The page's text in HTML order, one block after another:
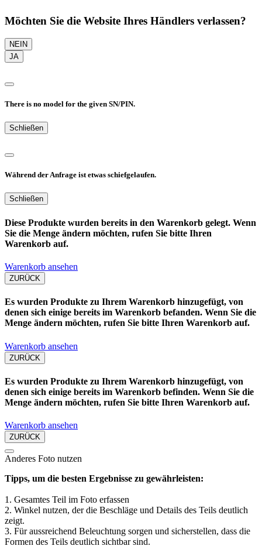
Möchten Sie die Website Ihres Händlers verlassen?
NEIN
JA
There is no model for the given SN/PIN.
Schließen
Während der Anfrage ist etwas schiefgelaufen.
Schließen
Diese Produkte wurden bereits in den Warenkorb gelegt. Wenn
Sie die Menge ändern möchten, rufen Sie bitte Ihren
Warenkorb auf.
Warenkorb ansehen
ZURÜCK
Es wurden Produkte zu Ihrem Warenkorb hinzugefügt, von
denen sich einige bereits im Warenkorb befanden. Wenn Sie die
Menge ändern möchten, rufen Sie bitte Ihren Warenkorb auf.
Warenkorb ansehen
ZURÜCK
Es wurden Produkte zu Ihrem Warenkorb hinzugefügt, von
denen sich einige bereits im Warenkorb befinden. Wenn Sie die
Menge ändern möchten, rufen Sie bitte Ihren Warenkorb auf.
Warenkorb ansehen
ZURÜCK
Anderes Foto nutzen
Tipps, um die besten Ergebnisse zu gewährleisten:
1. Gesamtes Teil im Foto erfassen
2. Winkel nutzen, der die Beschläge und Details des Teils deutlich
zeigt.
3. Für aussreichend Beleuchtung sorgen und sicherstellen, dass die
Formen des Teils deutlich sichtbar sind.